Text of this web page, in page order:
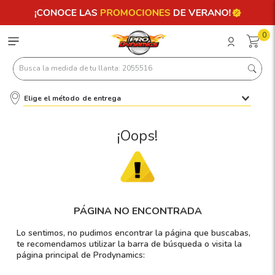
0
Busca la medida de tu llanta: 2055516
Elige el método de entrega
¡Oops!
PÁGINA NO ENCONTRADA
Lo sentimos, no pudimos encontrar la página que buscabas,
te recomendamos utilizar la barra de búsqueda o visita la
página principal de Prodynamics:
Términos más buscados
2
3 225
5.205
6.185
7.